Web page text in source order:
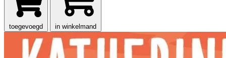
toegevoegd in winkelmand